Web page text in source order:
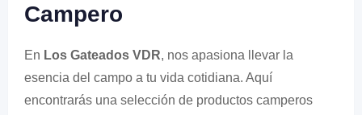
Campero
En Los Gateados VDR, nos apasiona llevar la
esencia del campo a tu vida cotidiana. Aquí
encontrarás una selección de productos camperos